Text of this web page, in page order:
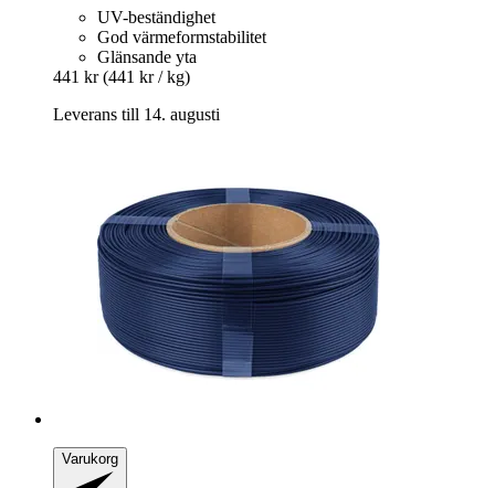
UV-beständighet
God värmeformstabilitet
Glänsande yta
441 kr (441 kr / kg)
Leverans till 14. augusti
Varukorg